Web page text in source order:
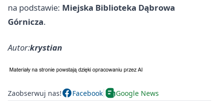
na podstawie: Miejska Biblioteka Dąbrowa
Górnicza.
Autor:krystian
Zaobserwuj nas! Facebook Google News